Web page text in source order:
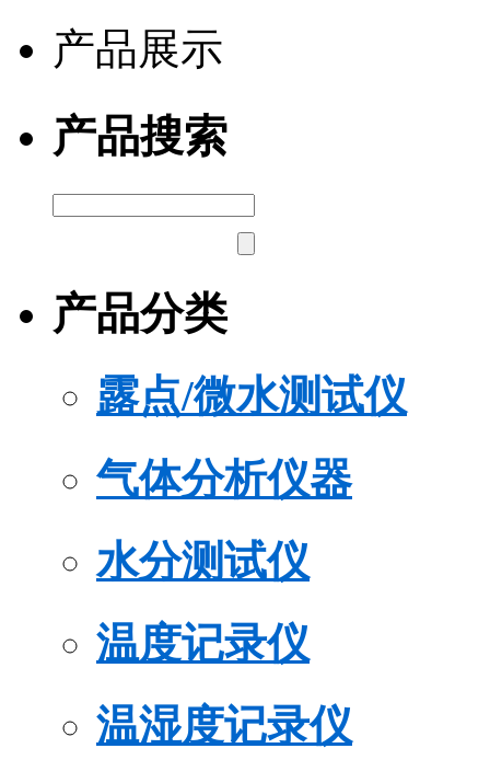
产品展示
产品搜索
产品分类
露点/微水测试仪
气体分析仪器
水分测试仪
温度记录仪
温湿度记录仪